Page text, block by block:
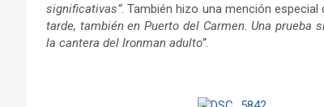
significativas”. También hizo una mención especial
tarde, también en Puerto del Carmen. Una
la cantera del Ironman adulto”.